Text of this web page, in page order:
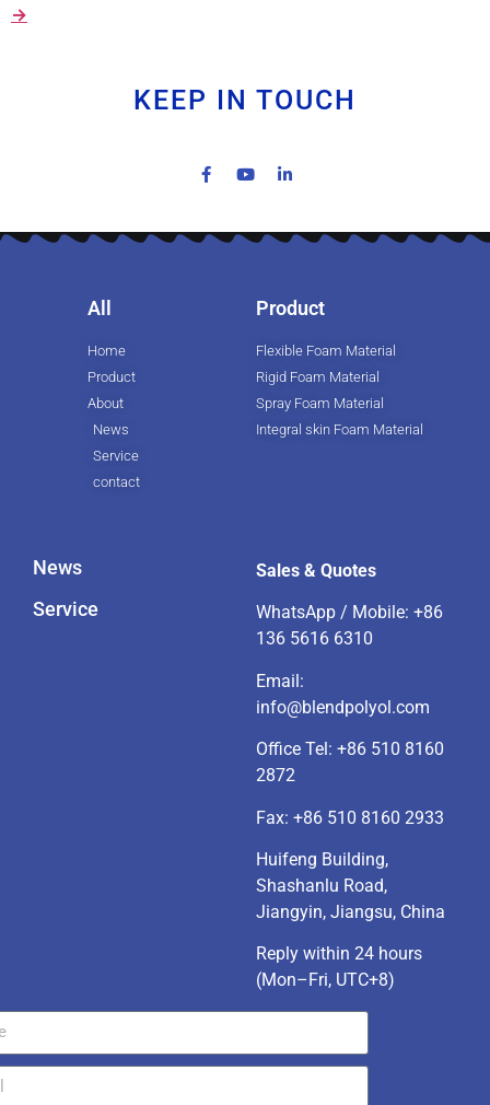
→
KEEP IN TOUCH
All
Home
Product
About
News
Service
contact
Product
Flexible Foam Material
Rigid Foam Material
Spray Foam Material
Integral skin Foam Material
News
Service
Sales & Quotes
WhatsApp / Mobile: +86
136 5616 6310
Email:
info@blendpolyol.com
Office Tel: +86 510 8160
2872
Fax: +86 510 8160 2933
Huifeng Building,
Shashanlu Road,
Jiangyin, Jiangsu, China
Reply within 24 hours
(Mon–Fri, UTC+8)